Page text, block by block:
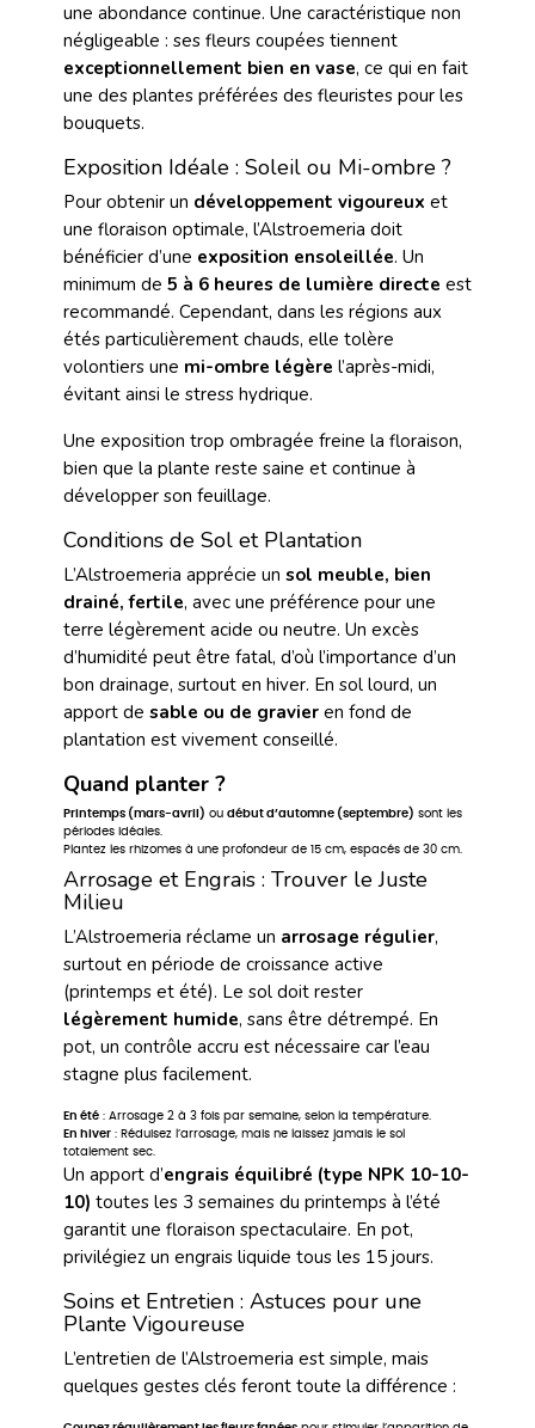
une abondance continue. Une caractéristique non
négligeable : ses fleurs coupées tiennent
exceptionnellement bien en vase, ce qui en fait
une des plantes préférées des fleuristes pour les
bouquets.
Exposition Idéale : Soleil ou Mi-ombre ?
Pour obtenir un développement vigoureux et
une floraison optimale, l’Alstroemeria doit
bénéficier d’une exposition ensoleillée. Un
minimum de 5 à 6 heures de lumière directe est
recommandé. Cependant, dans les régions aux
étés particulièrement chauds, elle tolère
volontiers une mi-ombre légère l’après-midi,
évitant ainsi le stress hydrique.
Une exposition trop ombragée freine la floraison,
bien que la plante reste saine et continue à
développer son feuillage.
Conditions de Sol et Plantation
L’Alstroemeria apprécie un sol meuble, bien
drainé, fertile, avec une préférence pour une
terre légèrement acide ou neutre. Un excès
d’humidité peut être fatal, d’où l’importance d’un
bon drainage, surtout en hiver. En sol lourd, un
apport de sable ou de gravier en fond de
plantation est vivement conseillé.
Quand planter ?
Printemps (mars-avril) ou début d’automne (septembre) sont les
périodes idéales.
Plantez les rhizomes à une profondeur de 15 cm, espacés de 30 cm.
Arrosage et Engrais : Trouver le Juste
Milieu
L’Alstroemeria réclame un arrosage régulier,
surtout en période de croissance active
(printemps et été). Le sol doit rester
légèrement humide, sans être détrempé. En
pot, un contrôle accru est nécessaire car l’eau
stagne plus facilement.
En été : Arrosage 2 à 3 fois par semaine, selon la température.
En hiver : Réduisez l’arrosage, mais ne laissez jamais le sol
totalement sec.
Un apport d’engrais équilibré (type NPK 10-10-
10) toutes les 3 semaines du printemps à l’été
garantit une floraison spectaculaire. En pot,
privilégiez un engrais liquide tous les 15 jours.
Soins et Entretien : Astuces pour une
Plante Vigoureuse
L’entretien de l’Alstroemeria est simple, mais
quelques gestes clés feront toute la différence :